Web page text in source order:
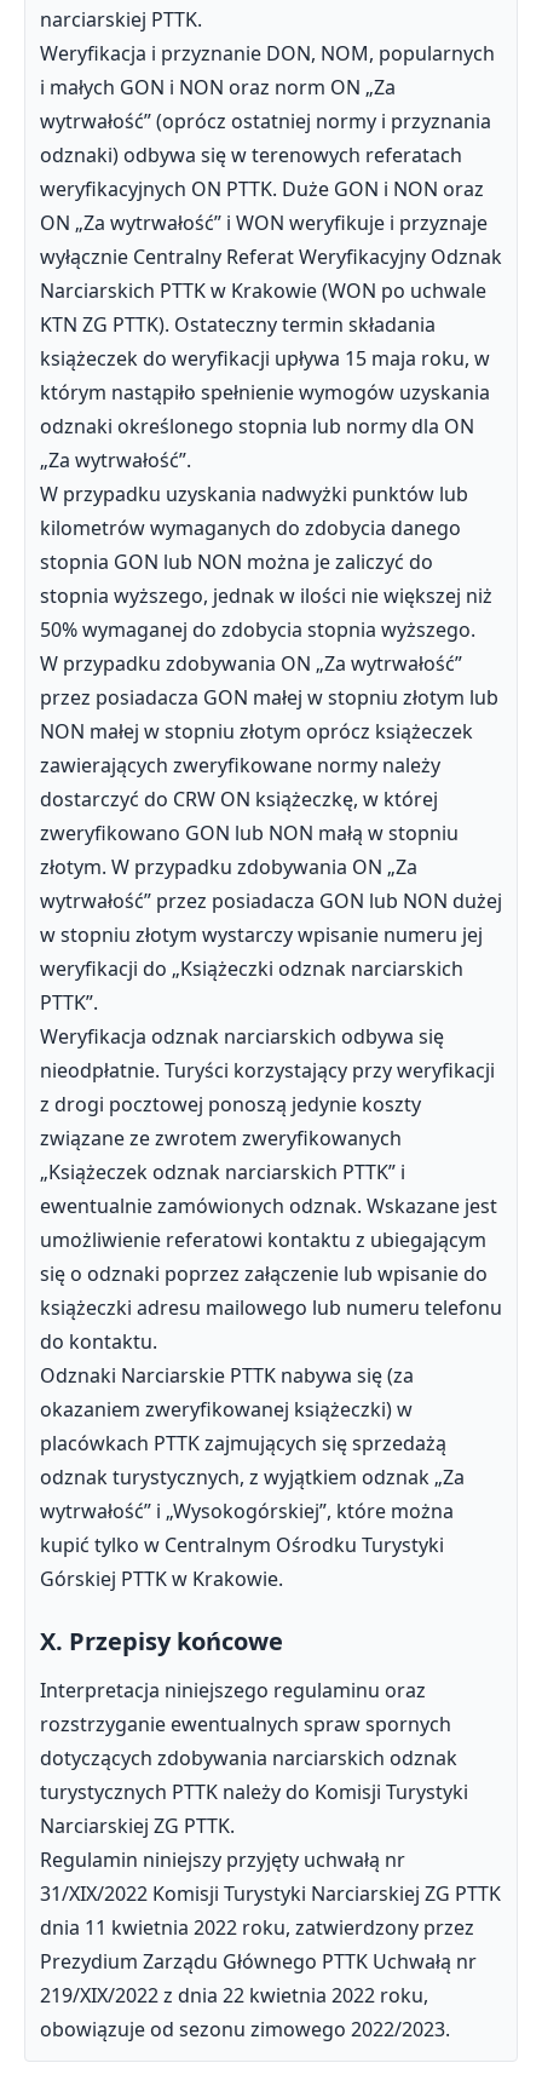
narciarskiej PTTK.
Weryfikacja i przyznanie DON, NOM, popularnych
i małych GON i NON oraz norm ON „Za
wytrwałość” (oprócz ostatniej normy i przyznania
odznaki) odbywa się w terenowych referatach
weryfikacyjnych ON PTTK. Duże GON i NON oraz
ON „Za wytrwałość” i WON weryfikuje i przyznaje
wyłącznie Centralny Referat Weryfikacyjny Odznak
Narciarskich PTTK w Krakowie (WON po uchwale
KTN ZG PTTK). Ostateczny termin składania
książeczek do weryfikacji upływa 15 maja roku, w
którym nastąpiło spełnienie wymogów uzyskania
odznaki określonego stopnia lub normy dla ON
„Za wytrwałość”.
W przypadku uzyskania nadwyżki punktów lub
kilometrów wymaganych do zdobycia danego
stopnia GON lub NON można je zaliczyć do
stopnia wyższego, jednak w ilości nie większej niż
50% wymaganej do zdobycia stopnia wyższego.
W przypadku zdobywania ON „Za wytrwałość”
przez posiadacza GON małej w stopniu złotym lub
NON małej w stopniu złotym oprócz książeczek
zawierających zweryfikowane normy należy
dostarczyć do CRW ON książeczkę, w której
zweryfikowano GON lub NON małą w stopniu
złotym. W przypadku zdobywania ON „Za
wytrwałość” przez posiadacza GON lub NON dużej
w stopniu złotym wystarczy wpisanie numeru jej
weryfikacji do „Książeczki odznak narciarskich
PTTK”.
Weryfikacja odznak narciarskich odbywa się
nieodpłatnie. Turyści korzystający przy weryfikacji
z drogi pocztowej ponoszą jedynie koszty
związane ze zwrotem zweryfikowanych
„Książeczek odznak narciarskich PTTK” i
ewentualnie zamówionych odznak. Wskazane jest
umożliwienie referatowi kontaktu z ubiegającym
się o odznaki poprzez załączenie lub wpisanie do
książeczki adresu mailowego lub numeru telefonu
do kontaktu.
Odznaki Narciarskie PTTK nabywa się (za
okazaniem zweryfikowanej książeczki) w
placówkach PTTK zajmujących się sprzedażą
odznak turystycznych, z wyjątkiem odznak „Za
wytrwałość” i „Wysokogórskiej”, które można
kupić tylko w Centralnym Ośrodku Turystyki
Górskiej PTTK w Krakowie.
X. Przepisy końcowe
Interpretacja niniejszego regulaminu oraz
rozstrzyganie ewentualnych spraw spornych
dotyczących zdobywania narciarskich odznak
turystycznych PTTK należy do Komisji Turystyki
Narciarskiej ZG PTTK.
Regulamin niniejszy przyjęty uchwałą nr
31/XIX/2022 Komisji Turystyki Narciarskiej ZG PTTK
dnia 11 kwietnia 2022 roku, zatwierdzony przez
Prezydium Zarządu Głównego PTTK Uchwałą nr
219/XIX/2022 z dnia 22 kwietnia 2022 roku,
obowiązuje od sezonu zimowego 2022/2023.